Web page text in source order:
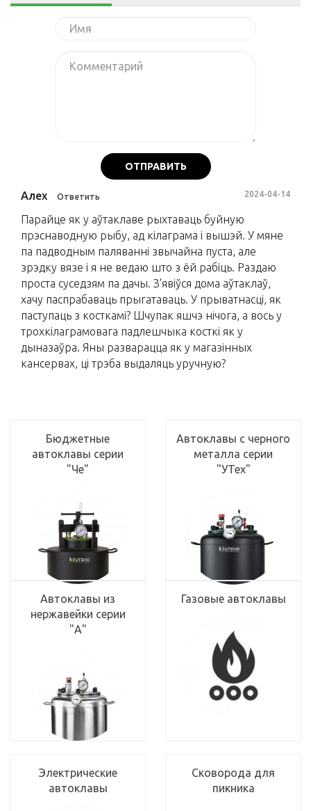
ОТПРАВИТЬ
Алех Ответить 2024-04-14
Парайце як у аўтаклаве рыхтаваць буйную
прэснаводную рыбу, ад кілаграма і вышэй. У мяне
па падводным паляванні звычайна пуста, але
зрэдку вязе і я не ведаю што з ёй рабіць. Раздаю
проста суседзям па дачы. З'явіўся дома аўтаклаў,
хачу паспрабаваць прыгатаваць. У прыватнасці, як
паступаць з косткамі? Шчупак яшчэ нічога, а вось у
трохкілаграмовага падлешчыка косткі як у
дыназаўра. Яны разварацца як у магазінных
кансервах, ці трэба выдаляць уручную?
Бюджетные
автоклавы серии
"Че"
Автоклавы с черного
металла серии
"УТех"
Автоклавы из
нержавейки серии
"А"
Газовые автоклавы
Электрические
автоклавы
Сковорода для
пикника